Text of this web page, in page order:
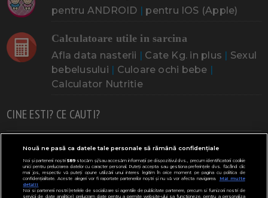
pentru ANDROID | pentru IOS (Apple)
Calculatoare utile in sarcina
Afla data nasterii | Cate Kg. in plus | Sexul
bebelusului | Culoare ochi bebe |
Calculator Nutritie
CINE ESTI? CE CAUTI?
Doresc un copil Adoptia Probleme cu sarcina
Urmeaza sa nasc Probleme alaptare Bebe plange
Bebe febra Caut bona Cresa, Gradinta
Nouă ne pasă ca datele tale personale să rămână confidențiale
Noi și partenerii noștri589stocăm și/sau accesăm informații pe dispozitivul dvs., precum identificatorii cookie
unici pentru prelucrarea datelor cu caracter personal. Puteți accepta sau gestiona preferințele dvs. făcând clic
mai jos, respectiv vă puteți opune utilizării unui interes legitim în orice moment pe pagina cu politica de
confidențialitate. Aceste alegeri vor fi raportate partenerilor noștri și nu vă vor afecta navigarea.
Mai multe
detalii
Noi si partenerii nostri (retelele de socializare si agentiile de publicitate partenere, precum si furnizorii nostri de
servicii de date analitice) prelucram date pentru a permite website-ului sa functioneze, pentru a personaliza